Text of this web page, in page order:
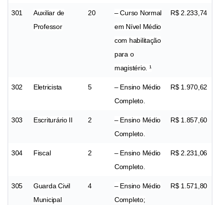
301
Auxiliar de
Professor
20
– Curso Normal
em Nível Médio
com habilitação
para o
magistério. ¹
R$ 2.233,74
302 Eletricista 5
– Ensino Médio
Completo.
R$ 1.970,62
303 Escriturário II 2
– Ensino Médio
Completo.
R$ 1.857,60
304 Fiscal 2
– Ensino Médio
Completo.
R$ 2.231,06
305
Guarda Civil
Municipal
4
– Ensino Médio
Completo;
R$ 1.571,80